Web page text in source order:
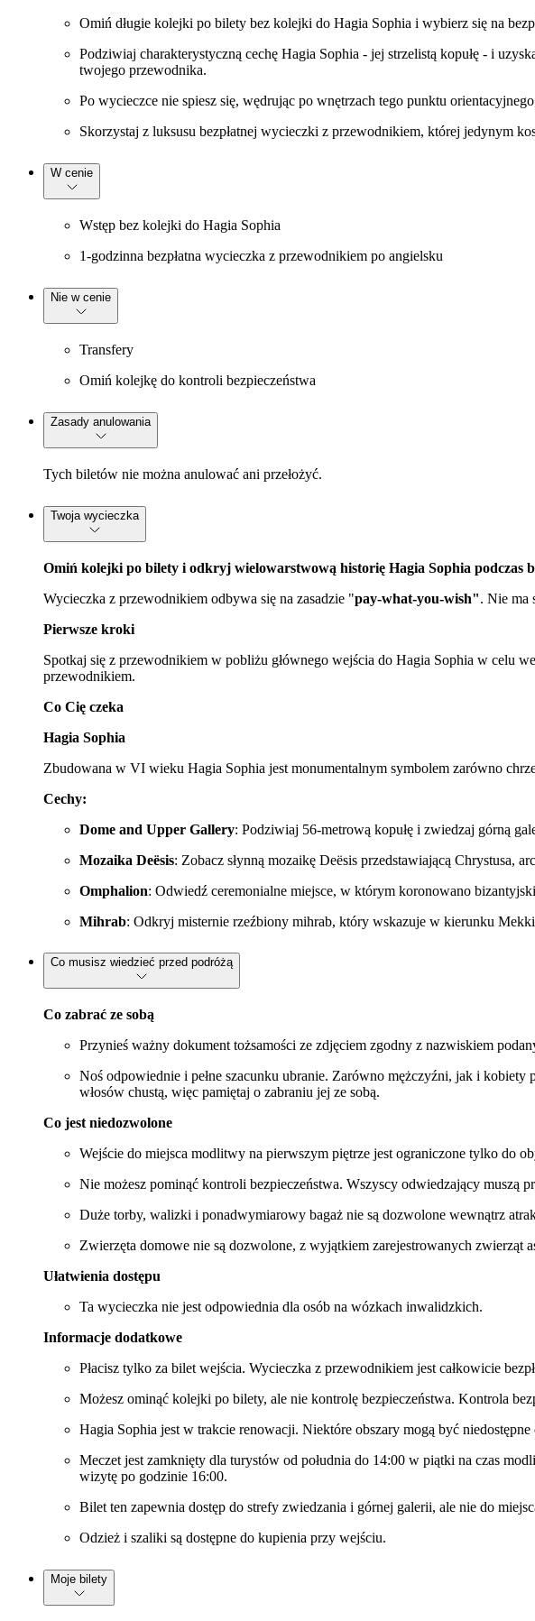
Omiń długie kolejki po bilety bez kolejki do Hagia Sophia i wybierz się na
Podziwiaj charakterystyczną cechę Hagia Sophia - jej strzelistą kopułę - i
twojego przewodnika.
Po wycieczce nie spiesz się, wędrując po wnętrzach tego punktu
Skorzystaj z luksusu bezpłatnej wycieczki z przewodnikiem, której jedynym
W cenie
Wstęp bez kolejki do Hagia Sophia
1-godzinna bezpłatna wycieczka z przewodnikiem po angielsku
Nie w cenie
Transfery
Omiń kolejkę do kontroli bezpieczeństwa
Zasady anulowania
Tych biletów nie można anulować ani przełożyć.
Twoja wycieczka
Omiń kolejki po bilety i odkryj wielowarstwową historię Hagia Sophia podczas
Wycieczka z przewodnikiem odbywa się na zasadzie "pay-what-you-wish". Nie ma
Pierwsze kroki
Spotkaj się z przewodnikiem w pobliżu głównego wejścia do Hagia Sophia w celu
przewodnikiem.
Co Cię czeka
Hagia Sophia
Zbudowana w VI wieku Hagia Sophia jest monumentalnym symbolem zarówno
Cechy:
Dome and Upper Gallery: Podziwiaj 56-metrową kopułę i zwiedzaj górną
Mozaika Deësis: Zobacz słynną mozaikę Deësis przedstawiającą Chrystusa,
Omphalion: Odwiedź ceremonialne miejsce, w którym koronowano
Mihrab: Odkryj misternie rzeźbiony mihrab, który wskazuje w kierunku
Co musisz wiedzieć przed podróżą
Co zabrać ze sobą
Przynieś ważny dokument tożsamości ze zdjęciem zgodny z nazwiskiem
Noś odpowiednie i pełne szacunku ubranie. Zarówno mężczyźni, jak i
włosów chustą, więc pamiętaj o zabraniu jej ze sobą.
Co jest niedozwolone
Wejście do miejsca modlitwy na pierwszym piętrze jest ograniczone tylko do
Nie możesz pominąć kontroli bezpieczeństwa. Wszyscy odwiedzający muszą
Duże torby, walizki i ponadwymiarowy bagaż nie są dozwolone wewnątrz
Zwierzęta domowe nie są dozwolone, z wyjątkiem zarejestrowanych zwierząt
Ułatwienia dostępu
Ta wycieczka nie jest odpowiednia dla osób na wózkach inwalidzkich.
Informacje dodatkowe
Płacisz tylko za bilet wejścia. Wycieczka z przewodnikiem jest całkowicie
Możesz ominąć kolejki po bilety, ale nie kontrolę bezpieczeństwa. Kontrola
Hagia Sophia jest w trakcie renowacji. Niektóre obszary mogą być
Meczet jest zamknięty dla turystów od południa do 14:00 w piątki na czas
wizytę po godzinie 16:00.
Bilet ten zapewnia dostęp do strefy zwiedzania i górnej galerii, ale nie do
Odzież i szaliki są dostępne do kupienia przy wejściu.
Moje bilety